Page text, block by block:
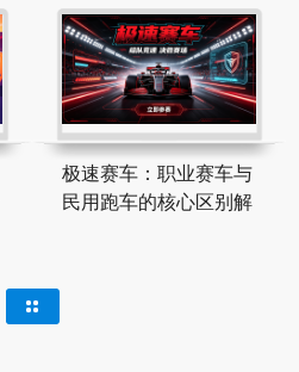
极速赛车：职业赛车与
民用跑车的核心区别解